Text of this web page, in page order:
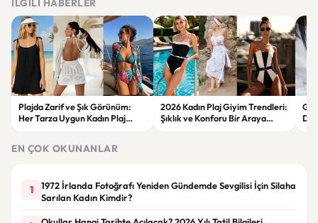
İLGILI HABERLER
Plajda Zarif ve Şık Görünüm:
Her Tarza Uygun Kadın Plaj
2026 Kadın Plaj Giyim Trendleri:
Şıklık ve Konforu Bir Araya
EN ÇOK OKUNANLAR
1
1972 İrlanda Fotoğrafı Yeniden Gündemde Sevgilisi İçin Silaha
Sarılan Kadın Kimdir?